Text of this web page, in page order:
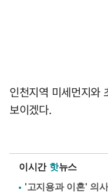
인천지역 미세먼지와
보이겠다.
이시간 핫뉴스
'고지용과 이혼' 의